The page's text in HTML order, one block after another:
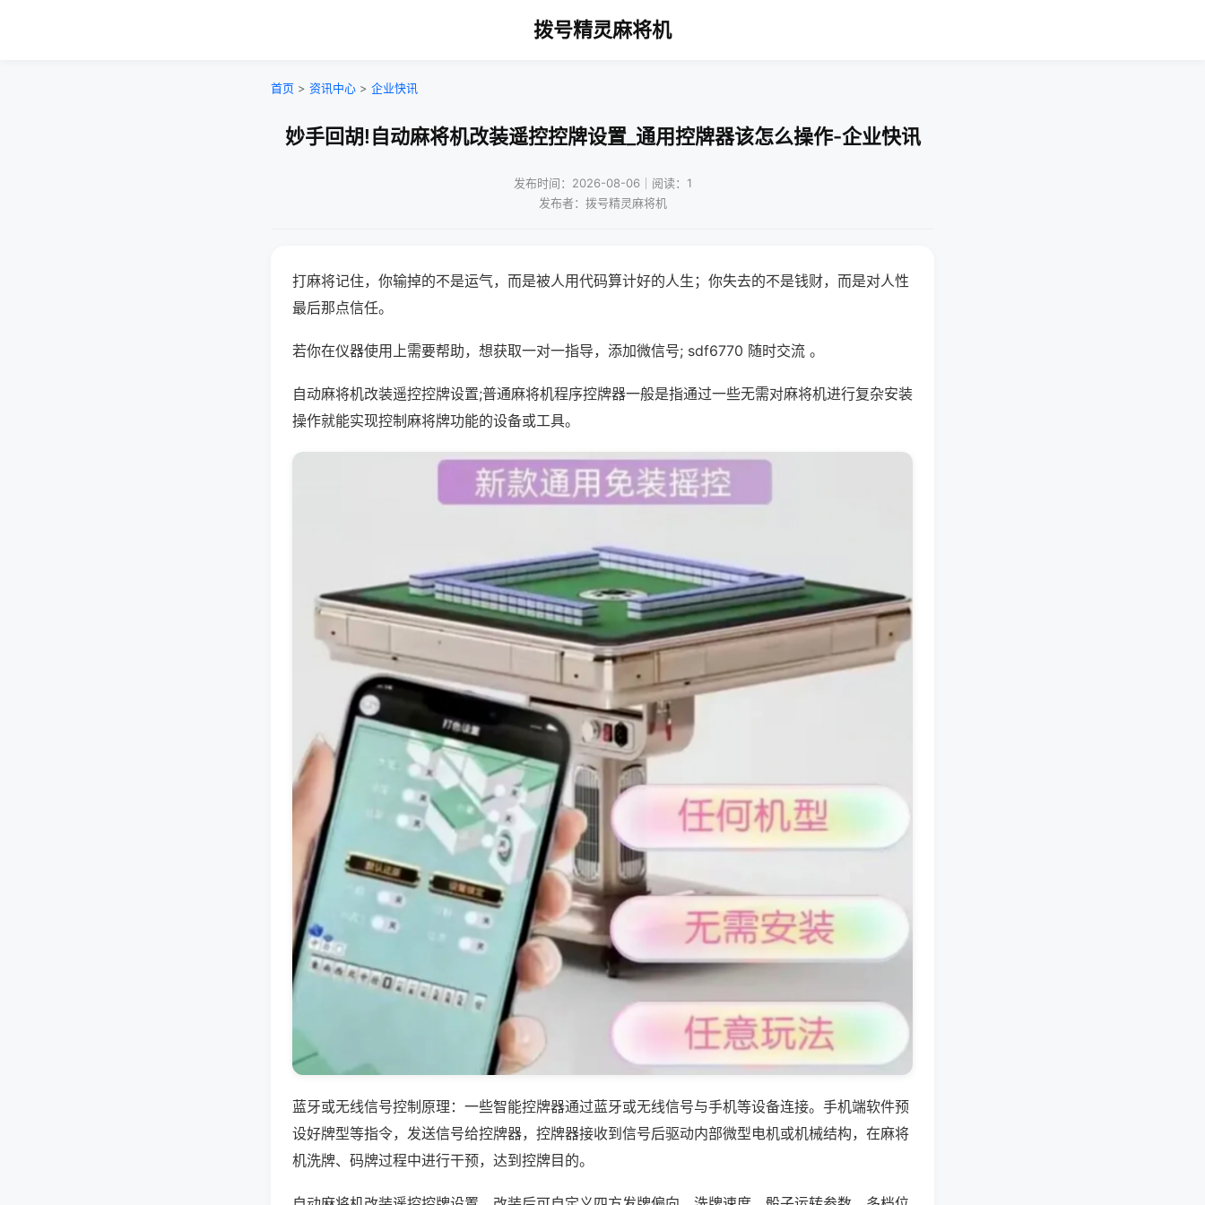
拨号精灵麻将机
首页 > 资讯中心 > 企业快讯
妙手回胡!自动麻将机改装遥控控牌设置_通用控牌器该怎么操作-企业快讯
发布时间：2026-08-06｜阅读：1
发布者：拨号精灵麻将机
打麻将记住，你输掉的不是运气，而是被人用代码算计好的人生；你失去的不是钱财，而是对人性
最后那点信任。
若你在仪器使用上需要帮助，想获取一对一指导，添加微信号; sdf6770 随时交流 。
自动麻将机改装遥控控牌设置;普通麻将机程序控牌器一般是指通过一些无需对麻将机进行复杂安装
操作就能实现控制麻将牌功能的设备或工具。
蓝牙或无线信号控制原理：一些智能控牌器通过蓝牙或无线信号与手机等设备连接。手机端软件预
设好牌型等指令，发送信号给控牌器，控牌器接收到信号后驱动内部微型电机或机械结构，在麻将
机洗牌、码牌过程中进行干预，达到控牌目的。